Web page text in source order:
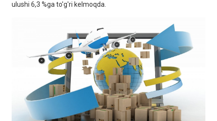
ulushi 6,3 %ga to'g'ri kelmoqda.